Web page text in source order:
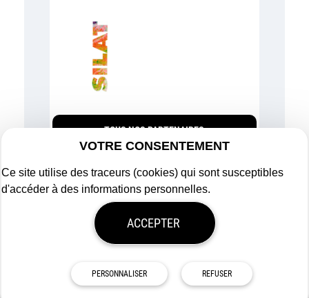
TOUS NOS PARTENAIRES
Mentions légales
Politique de confidentialité
VOTRE CONSENTEMENT
Ce site utilise des traceurs (cookies) qui sont susceptibles
d'accéder à des informations personnelles.
ACCEPTER
PERSONNALISER REFUSER